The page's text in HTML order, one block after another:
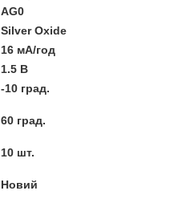
AG0
Silver Oxide
16 мА/год
1.5 В
-10 град.
60 град.
10 шт.
Новий